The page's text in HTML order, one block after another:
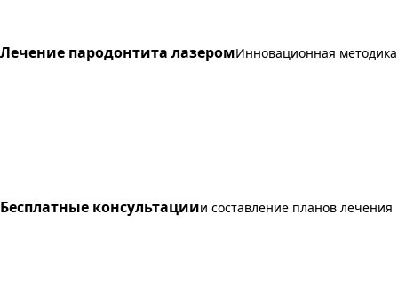
Лечение пародонтита лазеромИнновационная методика
Бесплатные консультациии составление планов лечения